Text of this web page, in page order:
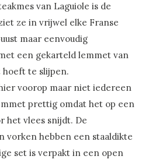
van Laguiole is de
ze in vrijwel elke Franse
maar eenvoudig
een gekarteld lemmet van
hoeft te slijpen.
voorop maar niet iedereen
prettig omdat het op een
het vlees snijdt. De
vorken hebben een staaldikte
set is verpakt in een open